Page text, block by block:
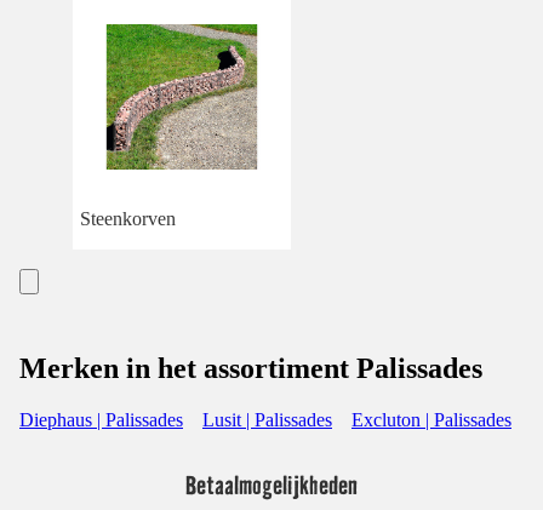
Steenkorven
Merken in het assortiment Palissades
Diephaus | Palissades Lusit | Palissades Excluton | Palissades
Betaalmogelijkheden